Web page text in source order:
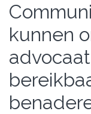
kunnen